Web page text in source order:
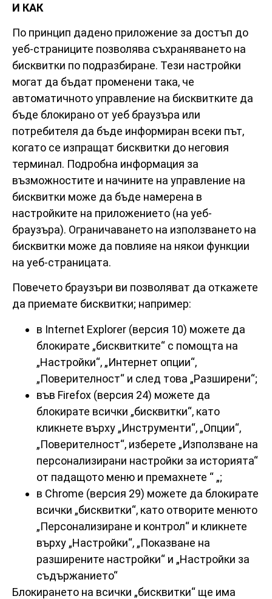
И КАК
По принцип дадено приложение за достъп до
уеб-страниците позволява съхраняването на
бисквитки по подразбиране. Тези настройки
могат да бъдат променени така, че
автоматичното управление на бисквитките да
бъде блокирано от уеб браузъра или
потребителя да бъде информиран всеки път,
когато се изпращат бисквитки до неговия
терминал. Подробна информация за
възможностите и начините на управление на
бисквитки може да бъде намерена в
настройките на приложението (на уеб-
браузъра). Ограничаването на използването на
бисквитки може да повлияе на някои функции
на уеб-страницата.
Повечето браузъри ви позволяват да откажете
да приемате бисквитки; например:
в Internet Explorer (версия 10) можете да
блокирате „бисквитките“ с помощта на
„Настройки“, „Интернет опции“,
„Поверителност“ и след това „Разширени“;
във Firefox (версия 24) можете да
блокирате всички „бисквитки“, като
кликнете върху „Инструменти“, „Опции“,
„Поверителност“, изберете „Използване на
персонализирани настройки за историята“
от падащото меню и премахнете “ „;
в Chrome (версия 29) можете да блокирате
всички „бисквитки“, като отворите менюто
„Персонализиране и контрол“ и кликнете
върху „Настройки“, „Показване на
разширените настройки“ и „Настройки за
съдържанието“
Блокирането на всички „бисквитки“ ще има